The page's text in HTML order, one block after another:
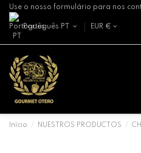
Use o nosso formulário para nos
Português PT EUR €
Início NUESTROS PRODUCTOS